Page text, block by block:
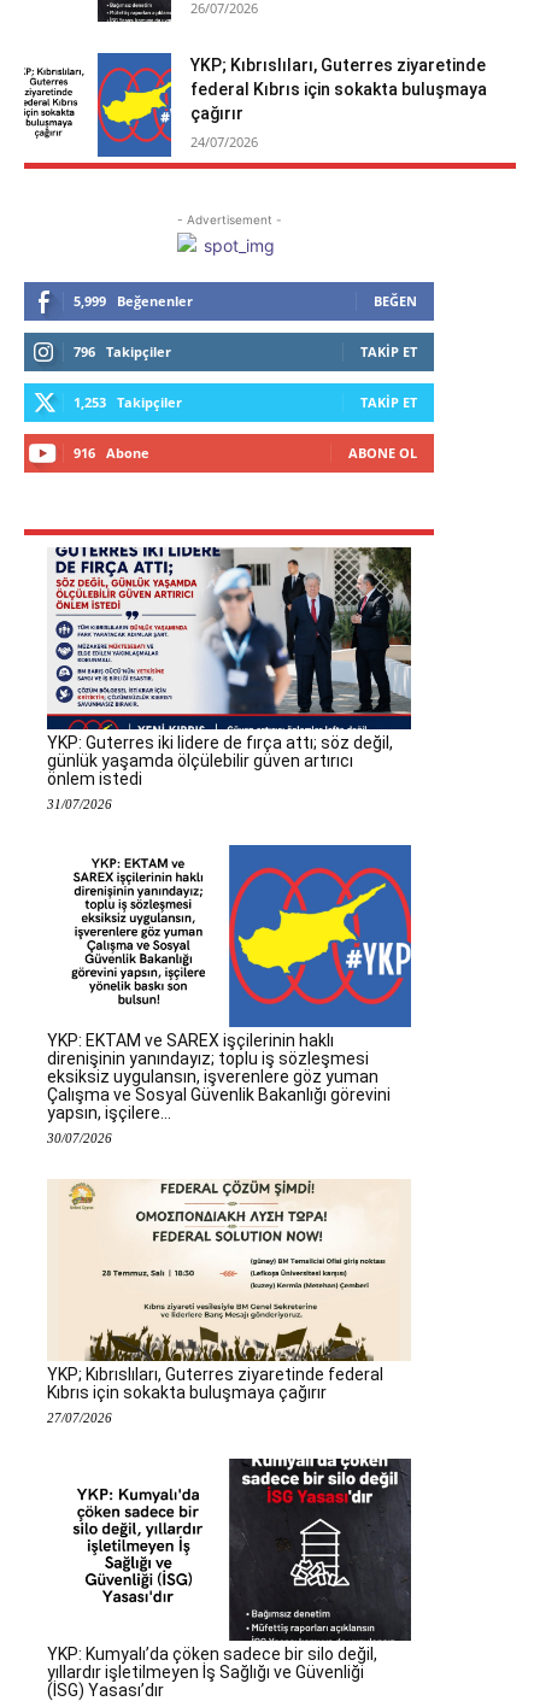
26/07/2026
YKP; Kıbrıslıları, Guterres ziyaretinde
federal Kıbrıs için sokakta buluşmaya
çağırır
24/07/2026
- Advertisement -
5,999 Beğenenler BEĞEN
796 Takipçiler TAKIP ET
1,253 Takipçiler TAKIP ET
916 Abone ABONE OL
YKP: Guterres iki lidere de fırça attı; söz değil,
günlük yaşamda ölçülebilir güven artırıcı
önlem istedi
31/07/2026
YKP: EKTAM ve SAREX işçilerinin haklı
direnişinin yanındayız; toplu iş sözleşmesi
eksiksiz uygulansın, işverenlere göz yuman
Çalışma ve Sosyal Güvenlik Bakanlığı görevini
yapsın, işçilere...
30/07/2026
YKP; Kıbrıslıları, Guterres ziyaretinde federal
Kıbrıs için sokakta buluşmaya çağırır
27/07/2026
YKP: Kumyalı’da çöken sadece bir silo değil,
yıllardır işletilmeyen İş Sağlığı ve Güvenliği
(İSG) Yasası’dır